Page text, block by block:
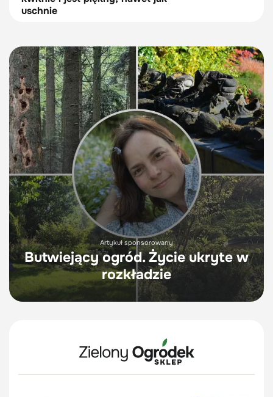
uschnie
Artykuł sponsorowany
Butwiejący ogród. Życie ukryte w
rozkładzie